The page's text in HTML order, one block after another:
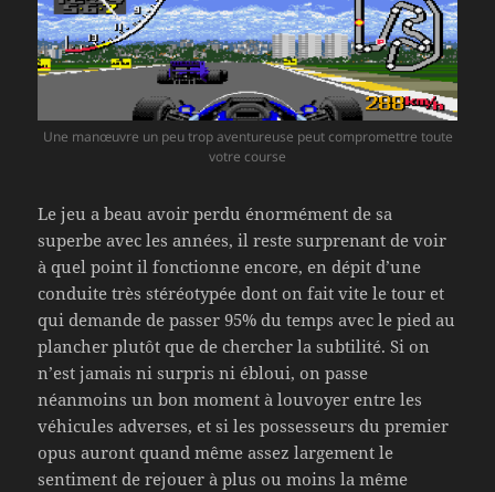
Une manœuvre un peu trop aventureuse peut compromettre toute
votre course
Le jeu a beau avoir perdu énormément de sa
superbe avec les années, il reste surprenant de voir
à quel point il fonctionne encore, en dépit d’une
conduite très stéréotypée dont on fait vite le tour et
qui demande de passer 95% du temps avec le pied au
plancher plutôt que de chercher la subtilité. Si on
n’est jamais ni surpris ni ébloui, on passe
néanmoins un bon moment à louvoyer entre les
véhicules adverses, et si les possesseurs du premier
opus auront quand même assez largement le
sentiment de rejouer à plus ou moins la même